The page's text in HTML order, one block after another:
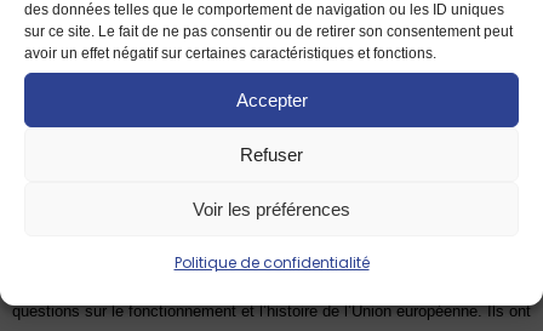
des données telles que le comportement de navigation ou les ID uniques
sur ce site. Le fait de ne pas consentir ou de retirer son consentement peut
avoir un effet négatif sur certaines caractéristiques et fonctions.
Accepter
Refuser
Voir les préférences
Politique de confidentialité
Des activités européennes
pour poursuivre la
conversation
Ensemble, la Maison de l’Europe de Rennes et Haute Bretagne et le
Service jeunesse ont organisé des ateliers pédagogiques autour de
questions sur le fonctionnement et l’histoire de l’Union européenne. Ils ont